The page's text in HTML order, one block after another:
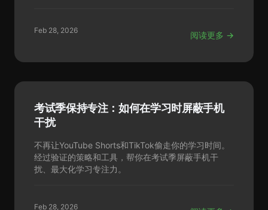
Feb 28, 2026 阅读更多 →
考试季保持专注：如何在学习时屏蔽手机
干扰
不再让YouTube Shorts和TikTok偷走你的学习时间。
经过验证的策略和工具，帮你在考试季屏蔽手机干
扰、最大化学习专注力。
Feb 28, 2026